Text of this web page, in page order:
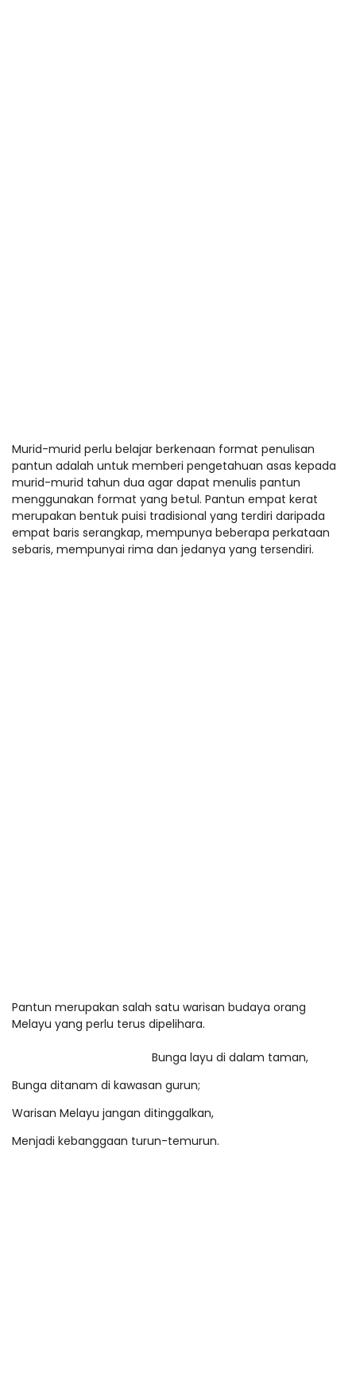
Murid-murid perlu belajar berkenaan format penulisan
pantun adalah untuk memberi pengetahuan asas kepada
murid-murid tahun dua agar dapat menulis pantun
menggunakan format yang betul. Pantun empat kerat
merupakan bentuk puisi tradisional yang terdiri daripada
empat baris serangkap, mempunya beberapa perkataan
sebaris, mempunyai rima dan jedanya yang tersendiri.
Pantun merupakan salah satu warisan budaya orang
Melayu yang perlu terus dipelihara.
Bunga layu di dalam taman,
Bunga ditanam di kawasan gurun;
Warisan Melayu jangan ditinggalkan,
Menjadi kebanggaan turun-temurun.